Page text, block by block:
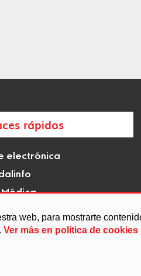
web, para mostrarte
Ver más en política de cookies
rápidos
electrónica